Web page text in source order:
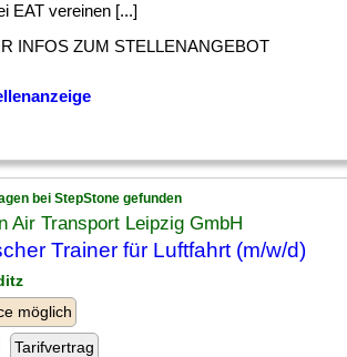
EAT vereinen [...]
INFOS ZUM STELLENANGEBOT
bei StepStone gefunden
Air Transport Leipzig GmbH
Trainer für Luftfahrt (m/w/d)
möglich
Tarifvertrag